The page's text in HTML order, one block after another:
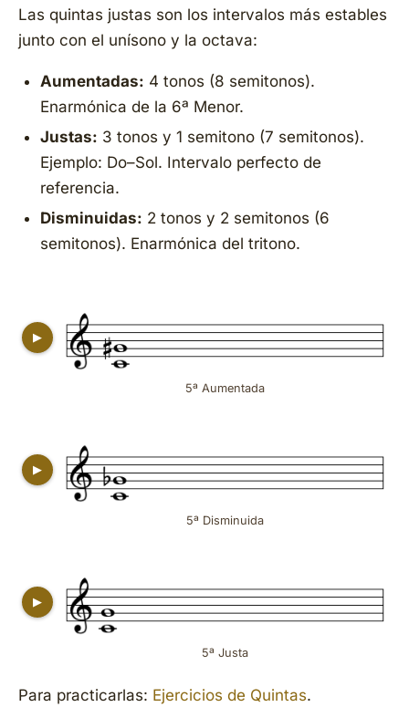
Las quintas justas son los intervalos más estables
junto con el unísono y la octava:
Aumentadas: 4 tonos (8 semitonos).
Enarmónica de la 6ª Menor.
Justas: 3 tonos y 1 semitono (7 semitonos).
Ejemplo: Do–Sol. Intervalo perfecto de
referencia.
Disminuidas: 2 tonos y 2 semitonos (6
semitonos). Enarmónica del tritono.
5ª Aumentada
▶
5ª Disminuida
▶
5ª Justa
▶
Para practicarlas: Ejercicios de Quintas.